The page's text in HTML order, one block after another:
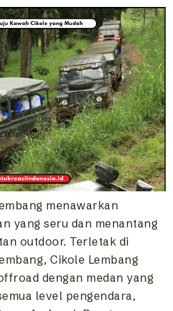
menawarkan
yang seru dan menantang
outdoor. Terletak di
Cikole Lembang
dengan medan yang
level pengendara,